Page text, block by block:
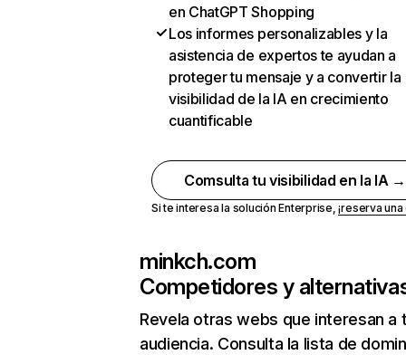
en ChatGPT Shopping
Los informes personalizables y la
asistencia de expertos te ayudan a
proteger tu mensaje y a convertir la
visibilidad de la IA en crecimiento
cuantificable
Comsulta tu visibilidad en la IA →
Si te interesa la solución Enterprise,¡reserva
minkch.com
Competidores y
Revela otras webs que interesan a
audiencia. Consulta la lista de